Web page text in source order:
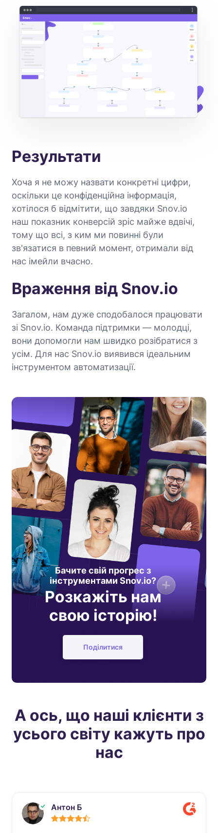
Результати
Хоча я не можу назвати конкретні цифри,
оскільки це конфіденційна інформація,
хотілося б відмітити, що завдяки Snov.io
наш показник конверсій зріс майже вдвічі,
тому що всі, з ким ми повинні були
зв'язатися в певний момент, отримали від
нас імейли вчасно.
Враження від Snov.io
Загалом, нам дуже сподобалося працювати
зі Snov.io. Команда підтримки — молодці,
вони допомогли нам швидко розібратися з
усім. Для нас Snov.io виявився ідеальним
інструментом автоматизації.
Бачите свій прогрес з
інструментами Snov.io?
Розкажіть нам
свою історію!
Поділитися
А ось, що наші клієнти з
усього світу кажуть про
нас
Антон Б